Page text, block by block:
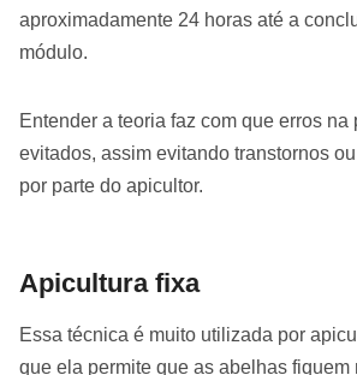
aproximadamente 24 horas até a
módulo.
Entender a teoria faz com que erros na
evitados, assim evitando transtornos
por parte do apicultor.
Apicultura fixa
Essa técnica é muito utilizada por
que ela permite que as abelhas fiquem